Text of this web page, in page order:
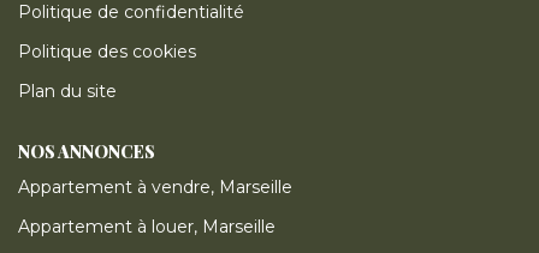
Politique de confidentialité
Politique des cookies
Plan du site
NOS ANNONCES
Appartement à vendre, Marseille
Appartement à louer, Marseille